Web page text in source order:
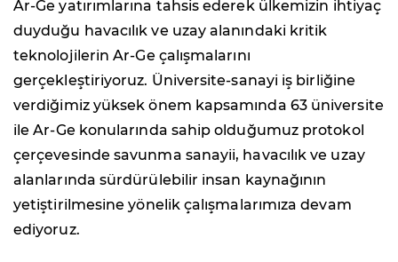
Ar-Ge yatırımlarına tahsis ederek ülkemizin ihtiyaç
duyduğu havacılık ve uzay alanındaki kritik
teknolojilerin Ar-Ge çalışmalarını
gerçekleştiriyoruz. Üniversite-sanayi iş birliğine
verdiğimiz yüksek önem kapsamında 63 üniversite
ile Ar-Ge konularında sahip olduğumuz protokol
çerçevesinde savunma sanayii, havacılık ve uzay
alanlarında sürdürülebilir insan kaynağının
yetiştirilmesine yönelik çalışmalarımıza devam
ediyoruz.